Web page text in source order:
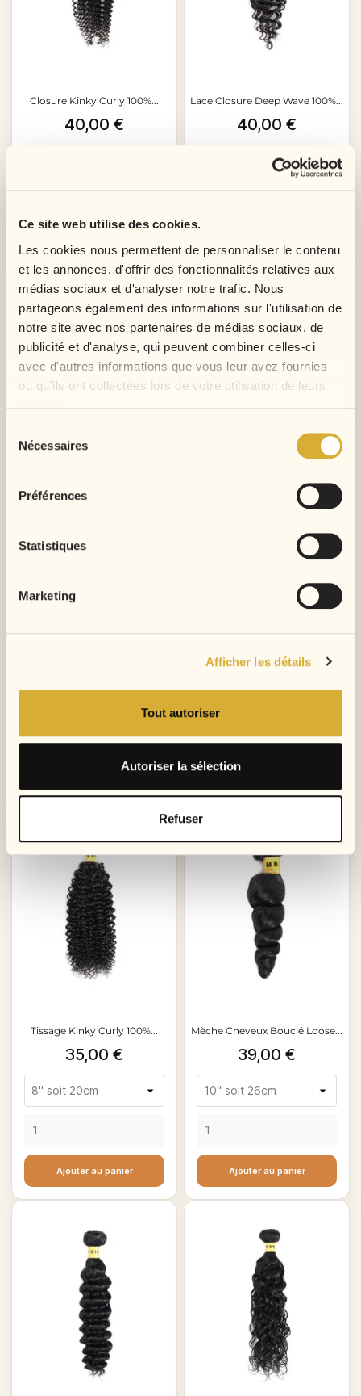
Ce site web utilise des cookies.
Les cookies nous permettent de personnaliser le contenu
et les annonces, d'offrir des fonctionnalités relatives aux
médias sociaux et d'analyser notre trafic. Nous
partageons également des informations sur l'utilisation de
notre site avec nos partenaires de médias sociaux, de
publicité et d'analyse, qui peuvent combiner celles-ci
avec d'autres informations que vous leur avez fournies
ou qu'ils ont collectées lors de votre utilisation de leurs
Nécessaires
Préférences
Statistiques
Marketing
Afficher les détails
Tout autoriser
Autoriser la sélection
Refuser
Closure Kinky Curly 100%...
Prix
40,00 €
Lace Closure Deep Wave 100%...
Prix
40,00 €
VOIR PLUS
NOS TISSAGES
Tissage Brésilien Lisse...
Ajouter au panier
Tissage Brésilien Ondulé...
Prix
39,00 €
Ajouter au panier
Tissage Kinky Curly 100%...
Prix
35,00 €
Ajouter au panier
Mèche Cheveux Bouclé Loose...
Prix
39,00 €
Ajouter au panier